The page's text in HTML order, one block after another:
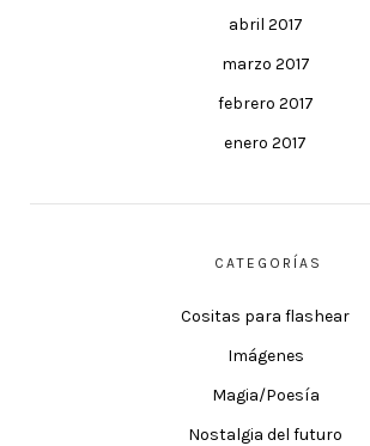
abril 2017
marzo 2017
febrero 2017
enero 2017
CATEGORÍAS
Cositas para flashear
Imágenes
Magia/Poesía
Nostalgia del futuro